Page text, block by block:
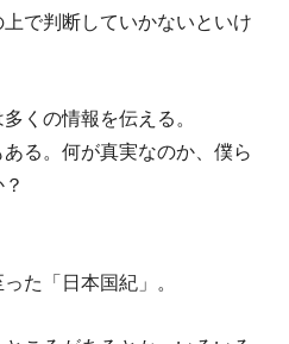
で判断していかないといけ
くの情報を伝える。
る。何が真実なのか、僕ら
た「日本国紀」。